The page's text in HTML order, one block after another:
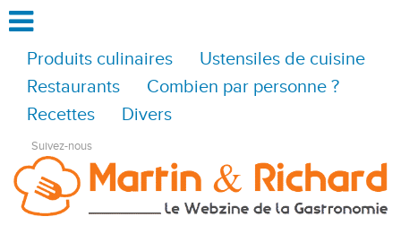
Produits culinaires
Ustensiles de cuisine
Restaurants
Combien par personne ?
Recettes
Divers
Suivez-nous